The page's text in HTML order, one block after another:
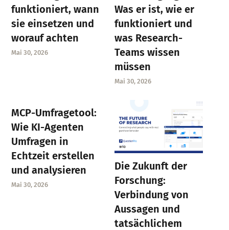
funktioniert, wann
sie einsetzen und
worauf achten
Mai 30, 2026
Was er ist, wie er
funktioniert und
was Research-
Teams wissen
müssen
Mai 30, 2026
MCP-Umfragetool:
Wie KI-Agenten
Umfragen in
Echtzeit erstellen
und analysieren
Mai 30, 2026
Die Zukunft der
Forschung:
Verbindung von
Aussagen und
tatsächlichem